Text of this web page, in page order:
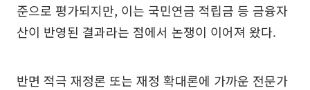
준으로 평가되지만, 이는 국민연금 적립금 등 금융자
산이 반영된 결과라는 점에서 논쟁이 이어져 왔다.
반면 적극 재정론 또는 재정 확대론에 가까운 전문가